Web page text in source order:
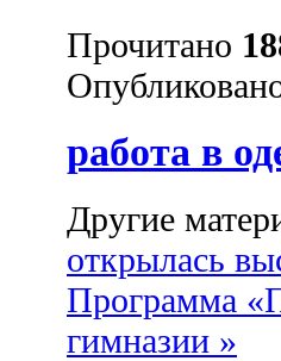
Прочитано
работа в
Другие
открылась
Программа
гимназии »